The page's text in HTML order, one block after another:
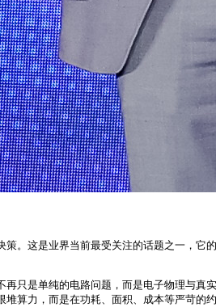
。这是业界当前最受关注的话题之一，
只是单纯的电路问题，而是电子物理与
算力，而是在功耗、面积、成本等严苛